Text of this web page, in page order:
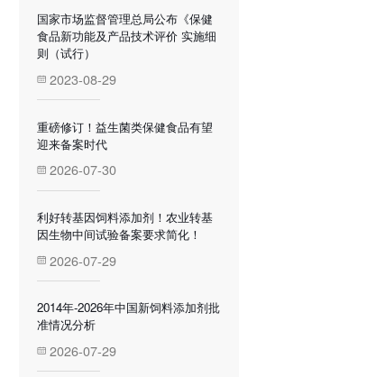
国家市场监督管理总局公布《保健
食品新功能及产品技术评价 实施细
则（试行）
2023-08-29
重磅修订！益生菌类保健食品有望
迎来备案时代
2026-07-30
利好转基因饲料添加剂！农业转基
因生物中间试验备案要求简化！
2026-07-29
2014年-2026年中国新饲料添加剂批
准情况分析
2026-07-29